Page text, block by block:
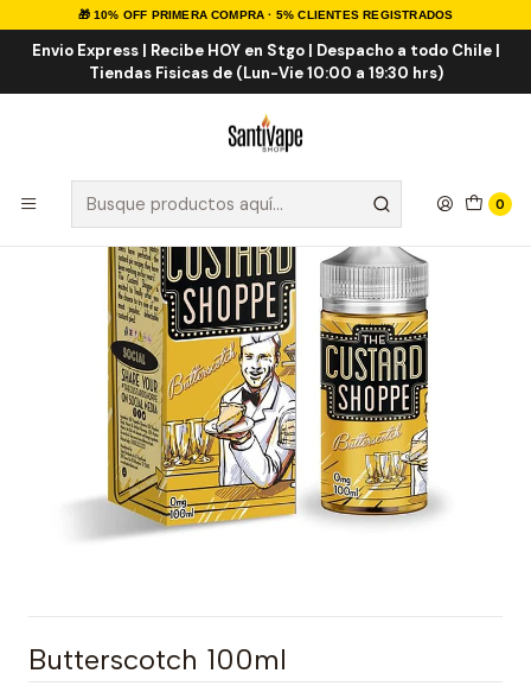
🎁 10% OFF PRIMERA COMPRA · 5% CLIENTES REGISTRADOS
Envio Express | Recibe HOY en Stgo | Despacho a todo Chile |
Tiendas Fisicas de (Lun-Vie 10:00 a 19:30 hrs)
0
Inicio E-LIQUID IMPORTADOS
E-liquid Importados 100ml
Butterscotch 100ml
Butterscotch 100ml